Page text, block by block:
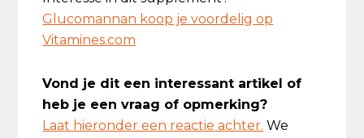
Glucomannan koop je voordelig op
Vitamines.com
Vond je dit een interessant artikel of
heb je een vraag of opmerking?
Laat hieronder een reactie achter. We